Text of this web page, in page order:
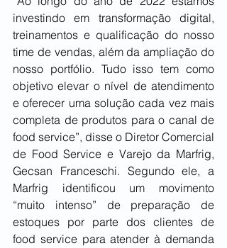
investindo em transformação digital,
treinamentos e qualificação do nosso
time de vendas, além da ampliação do
nosso portfólio. Tudo isso tem como
objetivo elevar o nível de atendimento
e oferecer uma solução cada vez mais
completa de produtos para o canal de
food service”, disse o Diretor Comercial
de Food Service e Varejo da Marfrig,
Gecsan Franceschi. Segundo ele, a
Marfrig identificou um movimento
“muito intenso” de preparação de
estoques por parte dos clientes de
food service para atender à demanda